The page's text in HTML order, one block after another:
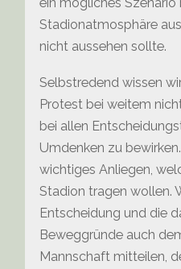
Stadionatmosphäre
nicht aussehen sollte.
Selbstredend wissen
Protest bei weitem
bei allen
Umdenken zu
wichtiges Anliegen,
Stadion tragen wollen.
Entscheidung und die
Beweggründe auch
Mannschaft mitteilen,